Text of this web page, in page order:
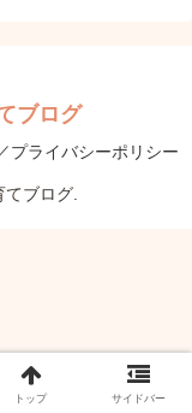
ブログ
プライバシーポリシー
ブログ.
トップ サイドバー